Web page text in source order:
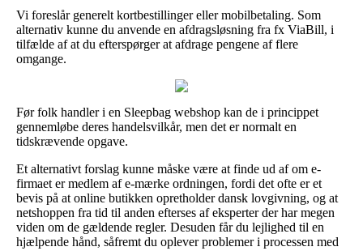
Vi foreslår generelt kortbestillinger eller mobilbetaling. Som
alternativ kunne du anvende en afdragsløsning fra fx ViaBill, i
tilfælde af at du efterspørger at afdrage pengene af flere
omgange.
Før folk handler i en Sleepbag webshop kan de i princippet
gennemløbe deres handelsvilkår, men det er normalt en
tidskrævende opgave.
Et alternativt forslag kunne måske være at finde ud af om e-
firmaet er medlem af e-mærke ordningen, fordi det ofte er et
bevis på at online butikken opretholder dansk lovgivning, og at
netshoppen fra tid til anden efterses af eksperter der har megen
viden om de gældende regler. Desuden får du lejlighed til en
hjælpende hånd, såfremt du oplever problemer i processen med